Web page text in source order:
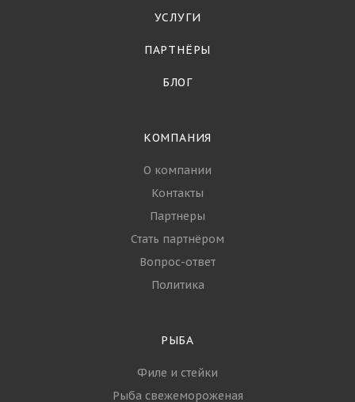
УСЛУГИ
ПАРТНЁРЫ
БЛОГ
КОМПАНИЯ
О компании
Контакты
Партнеры
Стать партнёром
Вопрос-ответ
Политика
РЫБА
Филе и стейки
Рыба свежемороженая